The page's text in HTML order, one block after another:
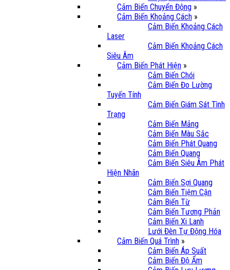
Cảm Biến Chuyển Động »
Cảm Biến Khoảng Cách »
Cảm Biến Khoảng Cách
Laser
Cảm Biến Khoảng Cách
Siêu Âm
Cảm Biến Phát Hiện »
Cảm Biến Chói
Cảm Biến Đo Lường
Tuyến Tính
Cảm Biến Giám Sát Tình
Trạng
Cảm Biến Mảng
Cảm Biến Màu Sắc
Cảm Biến Phát Quang
Cảm Biến Quang
Cảm Biến Siêu Âm Phát
Hiện Nhãn
Cảm Biến Sợi Quang
Cảm Biến Tiệm Cận
Cảm Biến Từ
Cảm Biến Tương Phản
Cảm Biến Xi Lanh
Lưới Đèn Tự Động Hóa
Cảm Biến Quá Trình »
Cảm Biến Áp Suất
Cảm Biến Độ Ẩm